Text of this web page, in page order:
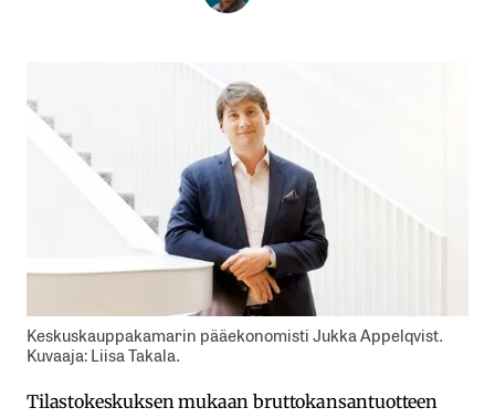
Keskuskauppakamarin pääekonomisti Jukka Appelqvist.
Kuvaaja: Liisa Takala.
Tilastokeskuksen mukaan bruttokansantuotteen